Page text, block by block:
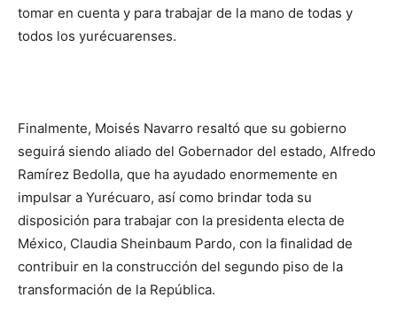
tomar en cuenta y para trabajar de la mano de todas y
todos los yurécuarenses.
Finalmente, Moisés Navarro resaltó que su gobierno
seguirá siendo aliado del Gobernador del estado, Alfredo
Ramírez Bedolla, que ha ayudado enormemente en
impulsar a Yurécuaro, así como brindar toda su
disposición para trabajar con la presidenta electa de
México, Claudia Sheinbaum Pardo, con la finalidad de
contribuir en la construcción del segundo piso de la
transformación de la República.